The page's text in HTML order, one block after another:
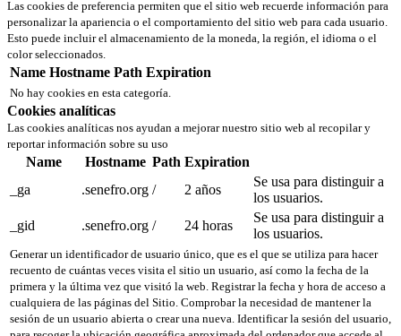
Las cookies de preferencia permiten que el sitio web recuerde información para
personalizar la apariencia o el comportamiento del sitio web para cada usuario.
Esto puede incluir el almacenamiento de la moneda, la región, el idioma o el
color seleccionados.
Name Hostname Path Expiration
No hay cookies en esta categoría.
Cookies analíticas
Las cookies analíticas nos ayudan a mejorar nuestro sitio web al recopilar y
reportar información sobre su uso
Name Hostname Path Expiration
_ga
.senefro.org / 2 años
Se usa para distinguir a
los usuarios.
_gid
.senefro.org / 24 horas
Se usa para distinguir a
los usuarios.
Generar un identificador de usuario único, que es el que se utiliza para hacer
recuento de cuántas veces visita el sitio un usuario, así como la fecha de la
primera y la última vez que visitó la web. Registrar la fecha y hora de acceso a
cualquiera de las páginas del Sitio. Comprobar la necesidad de mantener la
sesión de un usuario abierta o crear una nueva. Identificar la sesión del usuario,